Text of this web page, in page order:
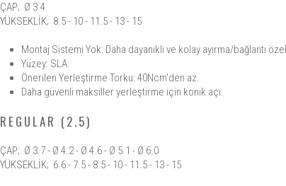
ÇAP; Ø 3.4
YÜKSEKLİK; 8.5 - 10 - 11.5 - 13 - 15
Montaj Sistemi Yok: Daha dayanıklı ve kolay ayırma/bağlantı
Yüzey: SLA.
Önerilen Yerleştirme Torku: 40Ncm'den az.
Daha güvenli maksiller yerleştirme için konik açı.
REGULAR (2.5)
ÇAP; Ø 3.7 - Ø 4.2 - Ø 4.6 - Ø 5.1 - Ø 6.0
YÜKSEKLİK; 6.6 - 7.5 - 8.5 - 10 - 11.5 - 13 - 15